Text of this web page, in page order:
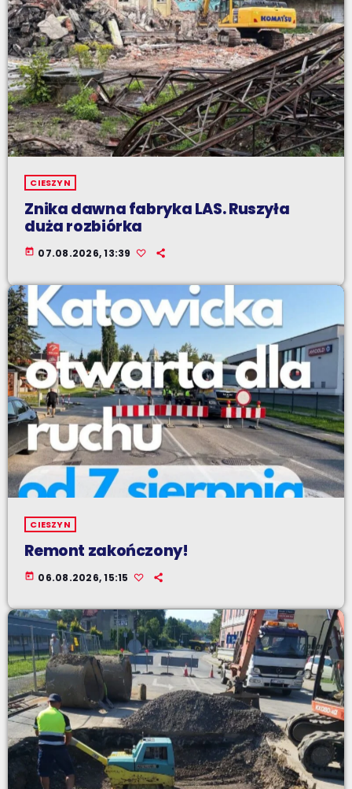
CIESZYN
Znika dawna fabryka LAS. Ruszyła
duża rozbiórka
today 07.08.2026, 13:39
CIESZYN
Remont zakończony!
today 06.08.2026, 15:15